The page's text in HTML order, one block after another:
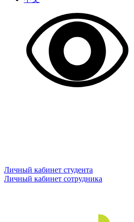
Личный кабинет студента
Личный кабинет сотрудника